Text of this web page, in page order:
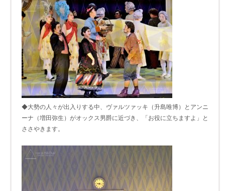
◆大勢の人々が出入りする中、ヴァルツァッキ（升島唯博）とアンニ
ーナ（増田弥生）がオックス男爵に近づき、「お役に立ちますよ」と
ささやきます。